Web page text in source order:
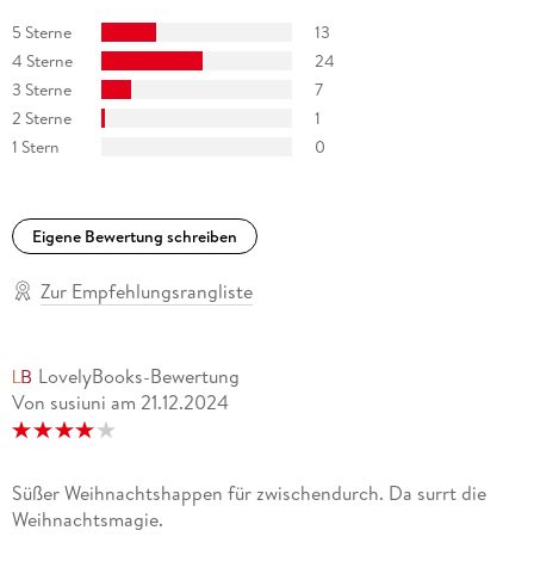
5 Sterne
13
4 Sterne
24
3 Sterne
7
2 Sterne
1
1 Stern
0
Eigene Bewertung schreiben
Zur Empfehlungsrangliste
LovelyBooks-Bewertung
Von susiuni am 21.12.2024
Süßer Weihnachtshappen für zwischendurch. Da surrt die
Weihnachtsmagie.